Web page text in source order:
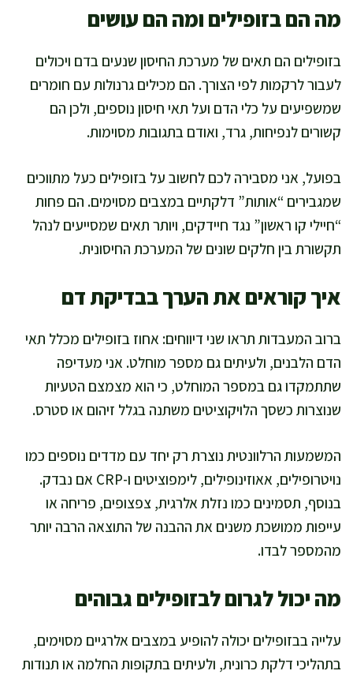
מה הם בזופילים ומה הם עושים
בזופילים הם תאים של מערכת החיסון שנעים בדם ויכולים
לעבור לרקמות לפי הצורך. הם מכילים גרנולות עם חומרים
שמשפיעים על כלי הדם ועל תאי חיסון נוספים, ולכן הם
קשורים לנפיחות, גרד, ואודם בתגובות מסוימות.
בפועל, אני מסבירה לכם לחשוב על בזופילים כעל מתווכים
שמגבירים “אותות” דלקתיים במצבים מסוימים. הם פחות
“חיילי קו ראשון” נגד חיידקים, ויותר תאים שמסייעים לנהל
תקשורת בין חלקים שונים של המערכת החיסונית.
איך קוראים את הערך בבדיקת דם
ברוב המעבדות תראו שני דיווחים: אחוז בזופילים מכלל תאי
הדם הלבנים, ולעיתים גם מספר מוחלט. אני מעדיפה
שתתמקדו גם במספר המוחלט, כי הוא מצמצם הטעיות
שנוצרות כשסך הלויקוציטים משתנה בגלל זיהום או סטרס.
המשמעות הרלוונטית נוצרת רק יחד עם מדדים נוספים כמו
נויטרופילים, אאוזינופילים, לימפוציטים ו-CRP אם נבדק.
בנוסף, תסמינים כמו נזלת אלרגית, צפצופים, פריחה או
עייפות ממושכת משנים את ההבנה של התוצאה הרבה יותר
מהמספר לבדו.
מה יכול לגרום לבזופילים גבוהים
עלייה בבזופילים יכולה להופיע במצבים אלרגיים מסוימים,
בתהליכי דלקת כרונית, ולעיתים בתקופות החלמה או תנודות